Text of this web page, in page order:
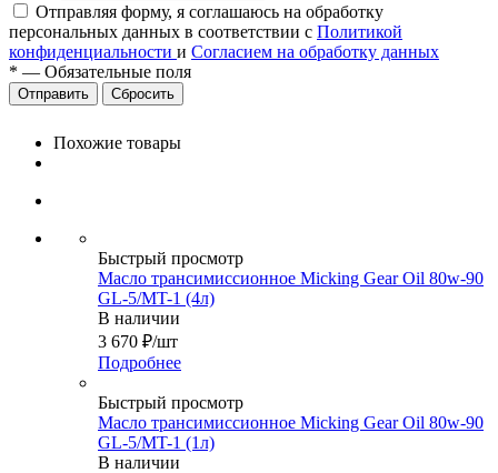
Отправляя форму, я соглашаюсь на обработку
персональных данных в соответствии с Политикой
конфиденциальности и Согласием на обработку данных
* — Обязательные поля
Сбросить
Похожие товары
Быстрый просмотр
Масло трансимиссионное Micking Gear Oil 80w-90
GL-5/MT-1 (4л)
В наличии
3 670 ₽/шт
Подробнее
Быстрый просмотр
Масло трансимиссионное Micking Gear Oil 80w-90
GL-5/MT-1 (1л)
В наличии